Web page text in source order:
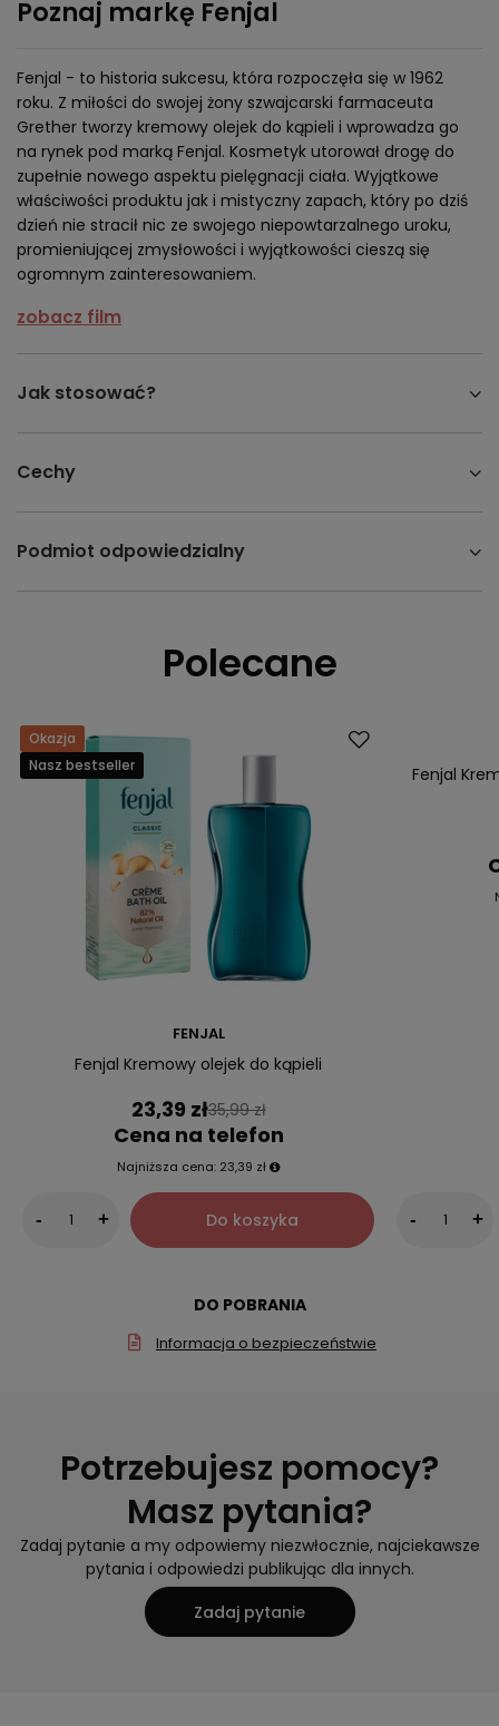
Poznaj markę Fenjal
Fenjal - to historia sukcesu, która rozpoczęła się w 1962
roku. Z miłości do swojej żony szwajcarski farmaceuta
Grether tworzy kremowy olejek do kąpieli i wprowadza go
na rynek pod marką Fenjal. Kosmetyk utorował drogę do
zupełnie nowego aspektu pielęgnacji ciała. Wyjątkowe
właściwości produktu jak i mistyczny zapach, który po dziś
dzień nie stracił nic ze swojego niepowtarzalnego uroku,
promieniującej zmysłowości i wyjątkowości cieszą się
ogromnym zainteresowaniem.
zobacz film
Jak stosować?
Cechy
Podmiot odpowiedzialny
Polecane
Okazja
Nasz bestseller
FENJAL
Fenjal Kremowy olejek do kąpieli
23,39 zł35,99 zł
Cena na telefon
Najniższa cena: 23,39 zł
- + Do koszyka
Nasz
Fenjal
- +
DO POBRANIA
Informacja o bezpieczeństwie
Potrzebujesz pomocy?
Masz pytania?
Zadaj pytanie a my odpowiemy niezwłocznie, najciekawsze
pytania i odpowiedzi publikując dla innych.
Zadaj pytanie